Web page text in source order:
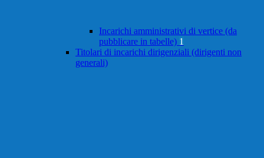
Incarichi amministrativi di vertice (da
pubblicare in tabelle) 1
Titolari di incarichi dirigenziali (dirigenti non
generali)